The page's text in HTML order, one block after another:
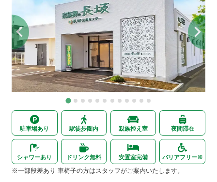
駐車場あり 駅徒歩圏内 親族控え室 夜間滞在
シャワーあり ドリンク無料 安置室完備 バリアフリー※
※一部段差あり 車椅子の方はスタッフがご案内いたします。